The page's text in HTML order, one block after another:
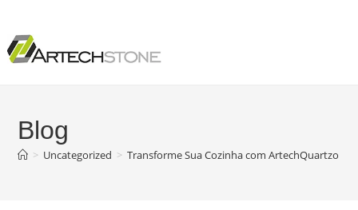
Blog
> Uncategorized > Transforme Sua Cozinha com ArtechQuartzo